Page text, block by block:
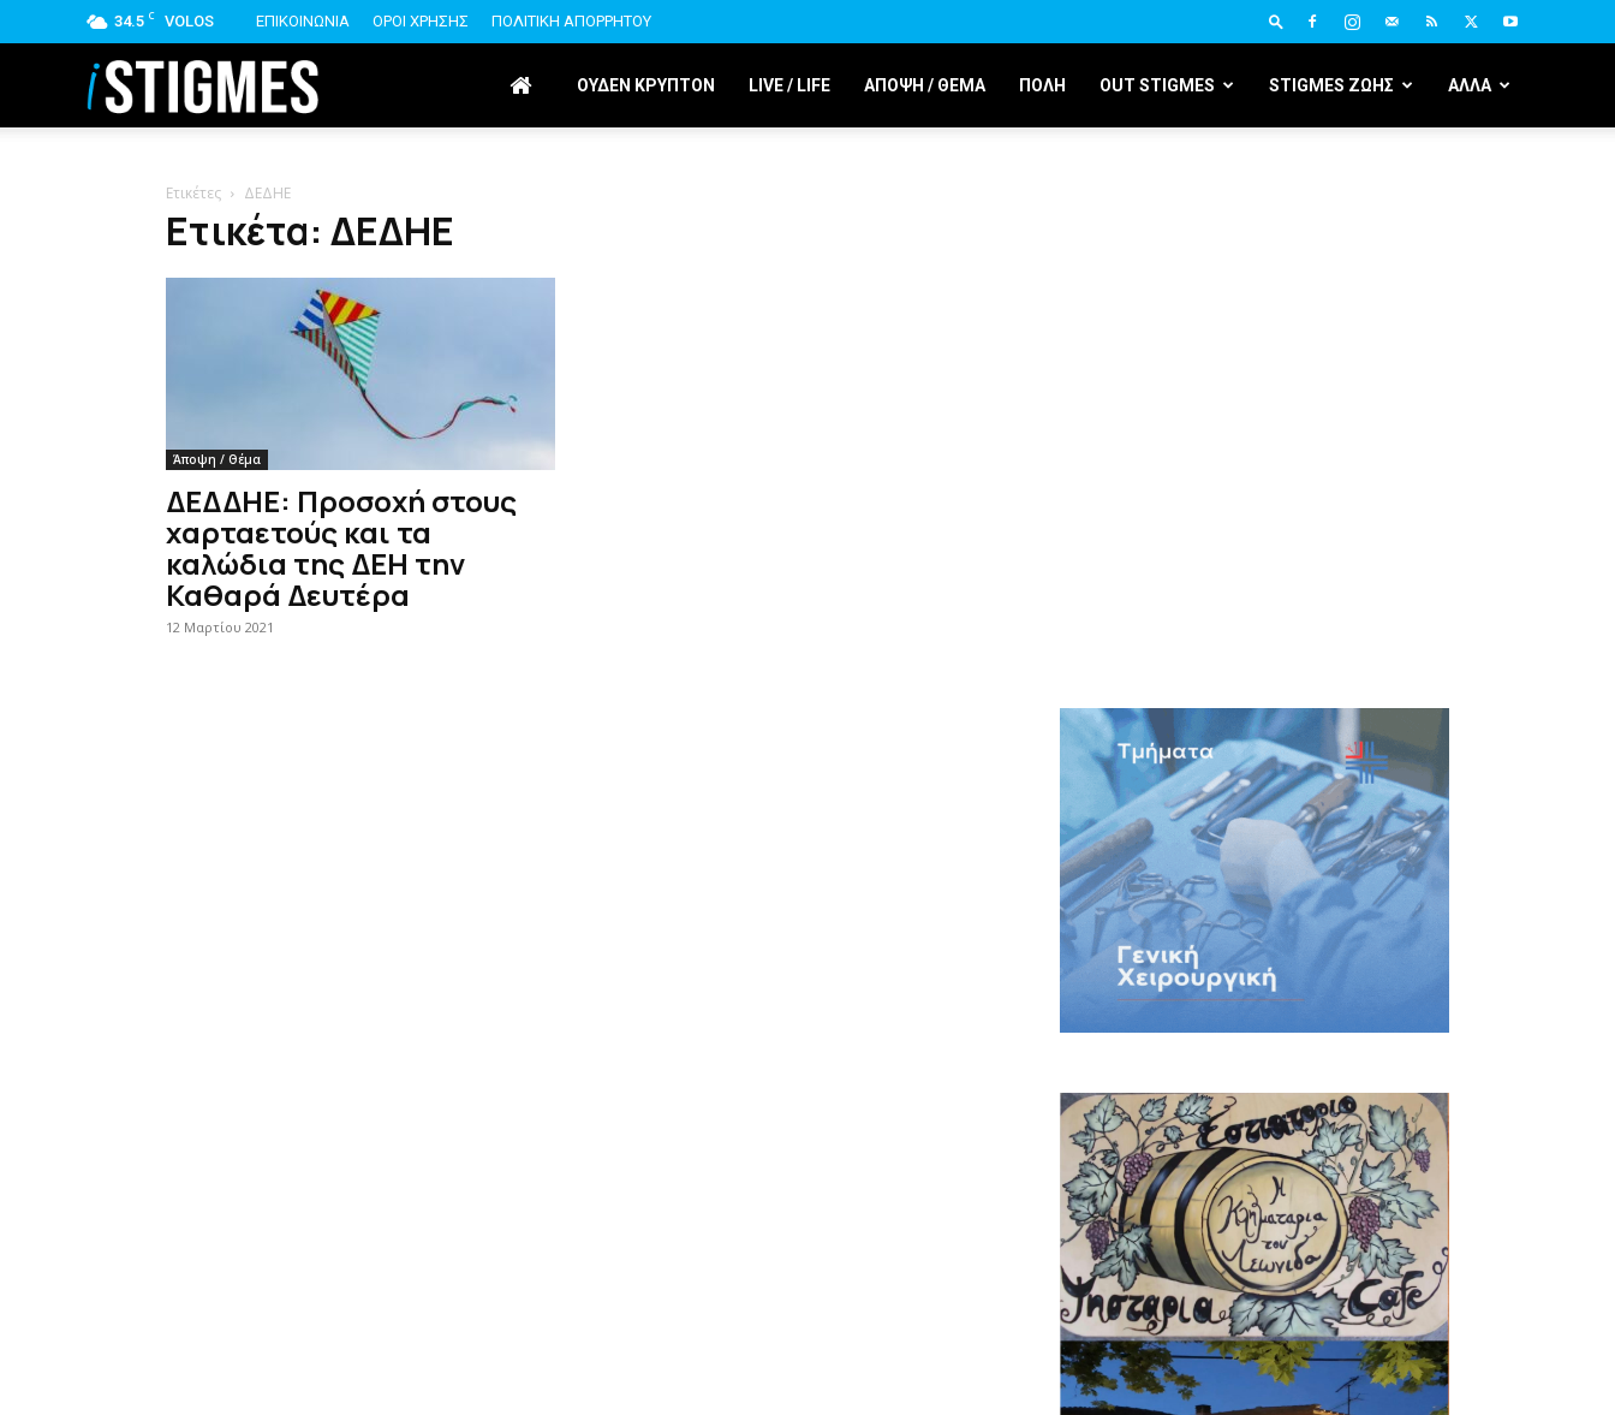
34.5 C VOLOS ΕΠΙΚΟΙΝΩΝΙΑ ΟΡΟΙ ΧΡΗΣΗΣ ΠΟΛΙΤΙΚΗ ΑΠΟΡΡΗΤΟΥ
istigmes ΟΥΔΕΝ ΚΡΥΠΤΟΝ LIVE / LIFE ΑΠΟΨΗ / ΘΕΜΑ ΠΟΛΗ OUT STIGMES STIGMES ΖΩΗΣ ΑΛΛΑ
Ετικέτες ΔΕΔΗΕ
Ετικέτα: ΔΕΔΗΕ
Άποψη / Θέμα
ΔΕΔΔΗΕ: Προσοχή στους
χαρταετούς και τα
καλώδια της ΔΕΗ την
Καθαρά Δευτέρα
12 Μαρτίου 2021